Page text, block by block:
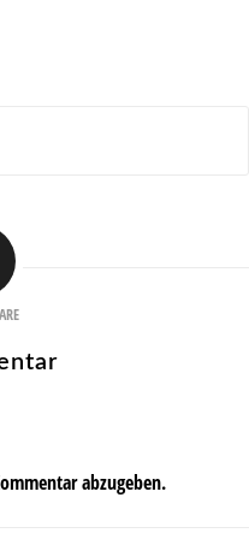
abzugeben.